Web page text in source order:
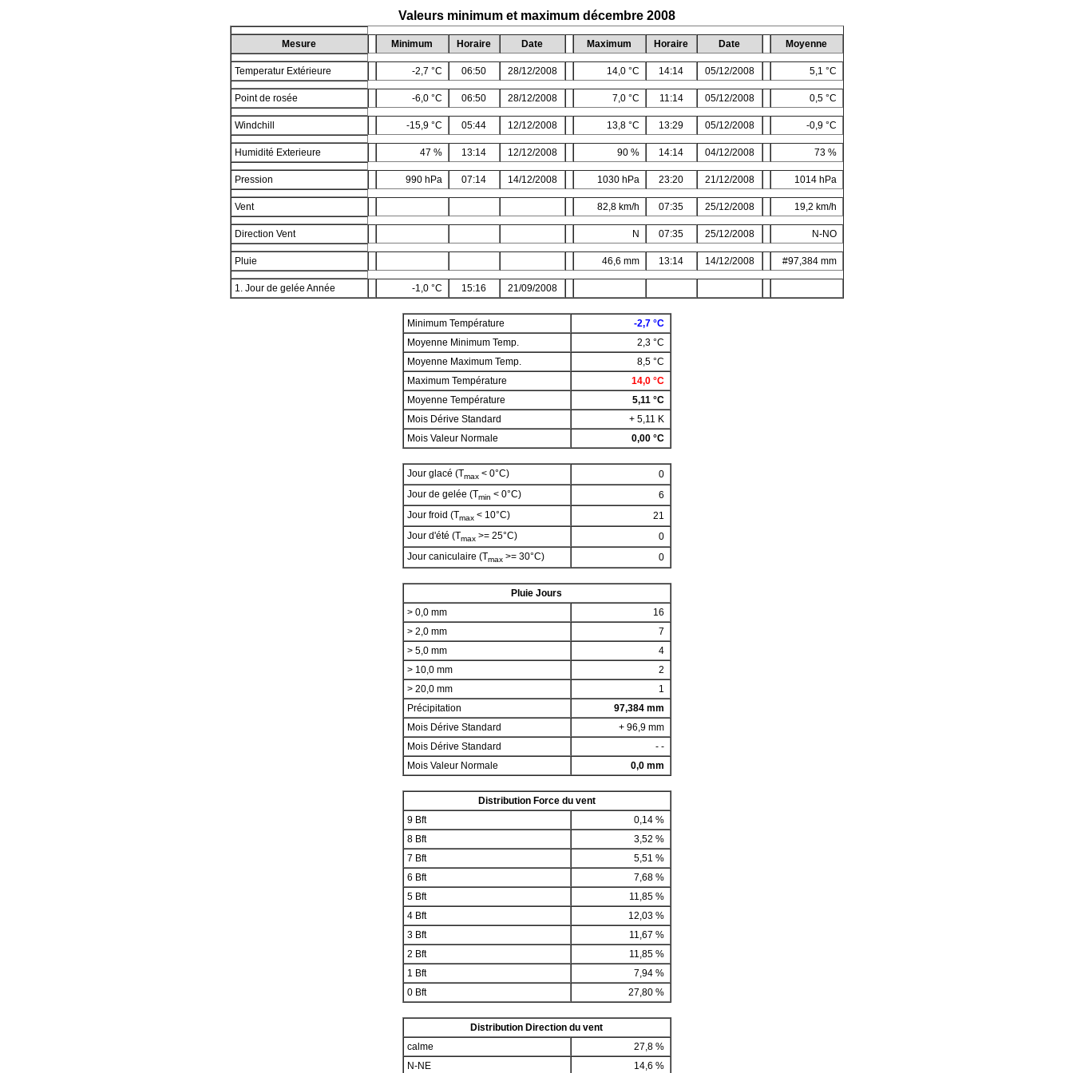
Valeurs minimum et maximum décembre 2008
Mesure Minimum Horaire Date Maximum Horaire Date Moyenne
Temperatur Extérieure -2,7 °C 06:50 28/12/2008 14,0 °C 14:14 05/12/2008 5,1 °C
Point de rosée -6,0 °C 06:50 28/12/2008 7,0 °C 11:14 05/12/2008 0,5 °C
Windchill -15,9 °C 05:44 12/12/2008 13,8 °C 13:29 05/12/2008 -0,9 °C
Humidité Exterieure 47 % 13:14 12/12/2008 90 % 14:14 04/12/2008 73 %
Pression 990 hPa 07:14 14/12/2008 1030 hPa 23:20 21/12/2008 1014 hPa
Vent 82,8 km/h 07:35 25/12/2008 19,2 km/h
Direction Vent N 07:35 25/12/2008 N-NO
Pluie 46,6 mm 13:14 14/12/2008 #97,384 mm
1. Jour de gelée Année -1,0 °C 15:16 21/09/2008
Minimum Température
-2,7 °C
Moyenne Minimum Temp.
2,3 °C
Moyenne Maximum Temp.
8,5 °C
Maximum Température
14,0 °C
Moyenne Température
5,11 °C
Mois Dérive Standard
+ 5,11 K
Mois Valeur Normale
0,00 °C
Jour glacé (Tmax< 0°C)
0
Jour de gelée (Tmin < 0°C)
6
Jour froid (Tmax< 10°C)
21
Jour d'été (Tmax>= 25°C)
0
Jour caniculaire (Tmax>= 30°C) 0
Pluie Jours
> 0,0 mm
16
> 2,0 mm
7
> 5,0 mm
4
> 10,0 mm
2
> 20,0 mm
1
Précipitation
97,384 mm
Mois Dérive Standard
+ 96,9 mm
Mois Dérive Standard
- -
Mois Valeur Normale
0,0 mm
Distribution Force du vent
9 Bft
0,14 %
8 Bft
3,52 %
7 Bft
5,51 %
6 Bft
7,68 %
5 Bft
11,85 %
4 Bft
12,03 %
3 Bft
11,67 %
2 Bft
11,85 %
1 Bft
7,94 %
0 Bft
27,80 %
Distribution Direction du vent
calme
27,8 %
N-NE
14,6 %